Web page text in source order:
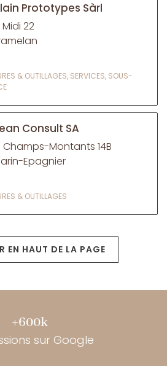
Prototypes Sàrl
22
& OUTILLAGES, SERVICES, SOUS-
Consult SA
Champs-Montants 14B
Epagnier
& OUTILLAGES
EN HAUT DE LA PAGE
+600k
sur Google